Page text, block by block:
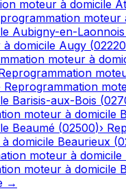
moteur à domicile
moteur
Aubigny-en-Laonnois
domicile Augy (02220
moteur à
Reprogrammation
Barisis-aux-Bois (
moteur à domicile
Beaumé (02500)›
domicile Beaurieux (
moteur à domicile
moteur à domicile
→